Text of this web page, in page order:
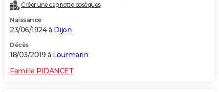
Créer une cagnotte obsèques
Naissance
23/06/1924 à Dijon
Décès
18/03/2019 à Lourmarin
Famille PIDANCET